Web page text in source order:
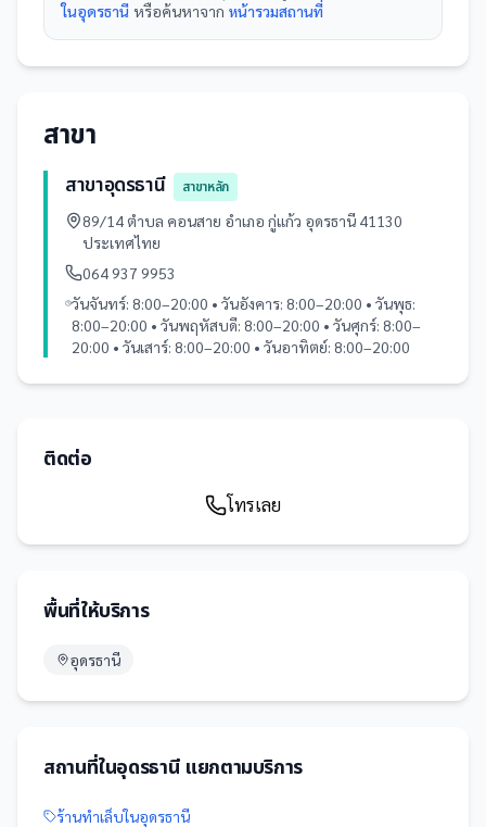
ในอุดรธานี หรือค้นหาจาก หน้ารวมสถานที่
สาขา
สาขาอุดรธานี
สาขาหลัก
89/14 ตำบล คอนสาย อำเภอ กู่แก้ว อุดรธานี 41130
ประเทศไทย
064 937 9953
วันจันทร์: 8:00–20:00 • วันอังคาร: 8:00–20:00 • วันพุธ:
8:00–20:00 • วันพฤหัสบดี: 8:00–20:00 • วันศุกร์: 8:00–
20:00 • วันเสาร์: 8:00–20:00 • วันอาทิตย์: 8:00–20:00
ติดต่อ
โทรเลย
พื้นที่ให้บริการ
อุดรธานี
สถานที่ในอุดรธานีแยกตามบริการ
ร้านทำเล็บในอุดรธานี